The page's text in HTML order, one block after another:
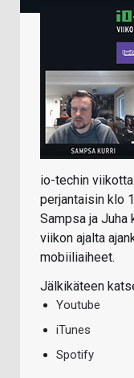
io-techin
perjantaisin klo
Sampsa ja Juha
viikon ajalta
mobiiliaiheet.
Jälkikäteen
Youtube
iTunes
Spotify